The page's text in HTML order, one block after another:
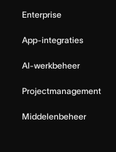
Enterprise
App-integraties
AI-werkbeheer
Projectmanagement
Middelenbeheer